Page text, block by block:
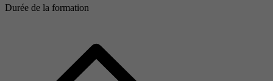
Durée de la formation